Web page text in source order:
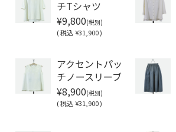
チTシャツ
¥9,800(税別)
(税込¥31,900 )
アクセントパッ
チノースリーブ
¥8,900(税別)
(税込¥31,900 )